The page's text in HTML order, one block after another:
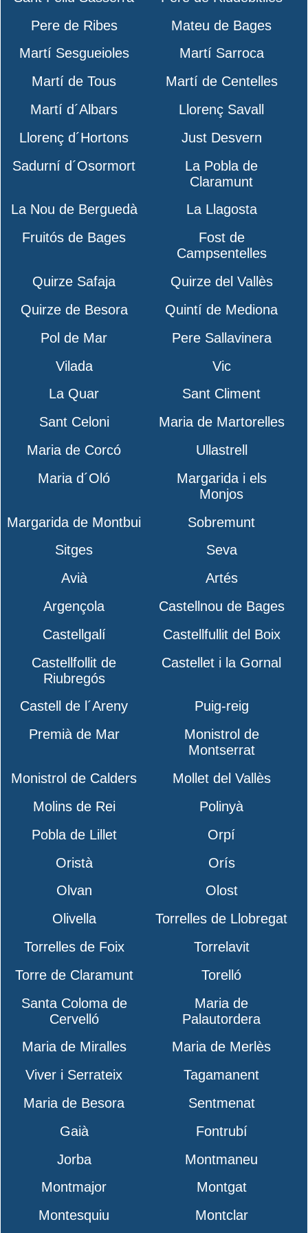
Pere de Ribes
Mateu de Bages
Martí Sesgueioles
Martí Sarroca
Martí de Tous
Martí de Centelles
Martí d´Albars
Llorenç Savall
Llorenç d´Hortons
Just Desvern
Sadurní d´Osormort
La Pobla de
Claramunt
La Nou de Berguedà
La Llagosta
Fruitós de Bages
Fost de
Campsentelles
Quirze Safaja
Quirze del Vallès
Quirze de Besora
Quintí de Mediona
Pol de Mar
Pere Sallavinera
Vilada
Vic
La Quar
Sant Climent
Sant Celoni
Maria de Martorelles
Maria de Corcó
Ullastrell
Maria d´Oló
Margarida i els
Monjos
Margarida de Montbui
Sobremunt
Sitges
Seva
Avià
Artés
Argençola
Castellnou de Bages
Castellgalí
Castellfullit del Boix
Castellfollit de
Riubregós
Castellet i la Gornal
Castell de l´Areny
Puig-reig
Premià de Mar
Monistrol de
Montserrat
Monistrol de Calders
Mollet del Vallès
Molins de Rei
Polinyà
Pobla de Lillet
Orpí
Oristà
Orís
Olvan
Olost
Olivella
Torrelles de Llobregat
Torrelles de Foix
Torrelavit
Torre de Claramunt
Torelló
Santa Coloma de
Cervelló
Maria de
Palautordera
Maria de Miralles
Maria de Merlès
Viver i Serrateix
Tagamanent
Maria de Besora
Sentmenat
Gaià
Fontrubí
Jorba
Montmaneu
Montmajor
Montgat
Montesquiu
Montclar